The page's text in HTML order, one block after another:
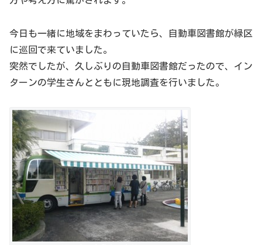
今日も一緒に地域をまわっていたら、自動車図書館が緑区
に巡回で来ていました。
突然でしたが、久しぶりの自動車図書館だったので、イン
ターンの学生さんとともに現地調査を行いました。